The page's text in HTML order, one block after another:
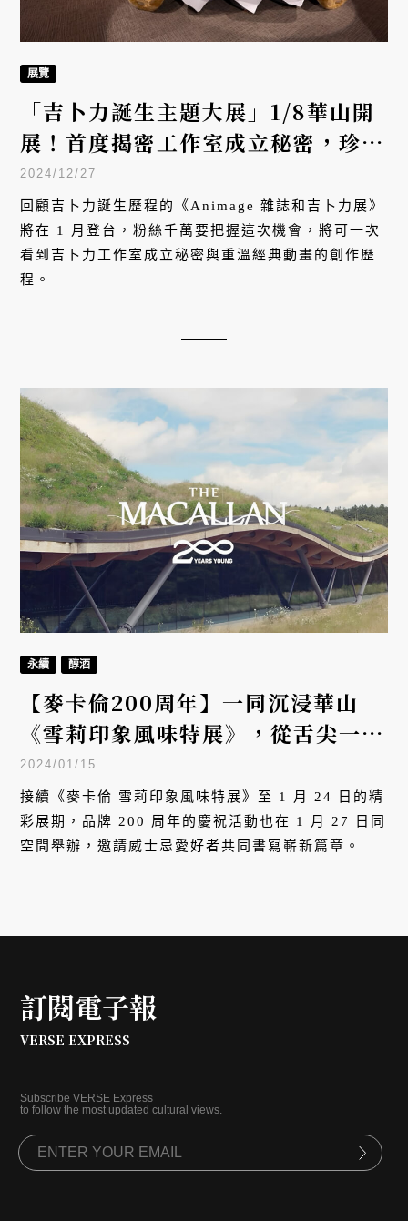
展覽
「吉卜力誕生主題大展」1/8華山開
展！首度揭密工作室成立秘密，珍貴
手稿畫全公開
2024/12/27
回顧吉卜力誕生歷程的《Animage 雜誌和吉卜力展》
將在 1 月登台，粉絲千萬要把握這次機會，將可一次
看到吉卜力工作室成立秘密與重溫經典動畫的創作歷
程。
永續 醇酒
【麥卡倫200周年】一同沉浸華山
《雪莉印象風味特展》，從舌尖一站
抵達永續蘇格蘭
2024/01/15
接續《麥卡倫 雪莉印象風味特展》至 1 月 24 日的精
彩展期，品牌 200 周年的慶祝活動也在 1 月 27 日同
空間舉辦，邀請威士忌愛好者共同書寫嶄新篇章。
訂閱電子報
VERSE EXPRESS
Subscribe VERSE Express
to follow the most updated cultural views.